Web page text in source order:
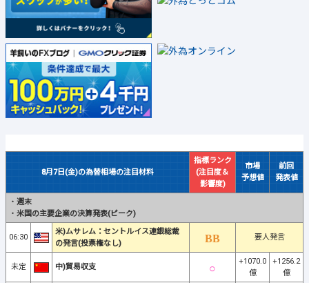
8月7日(金)の為替相場の注目材料
指標ランク
(注目度＆
影響度)
市場
予想値
前回
発表値
・ 週末
・ 米国の主要企業の決算発表(ピーク)
06:30
米)ムサレム：セントルイス連銀総裁
の発言(投票権なし)
要人発言
未定 中)貿易収支
+1070.0
億
+1256.2
億